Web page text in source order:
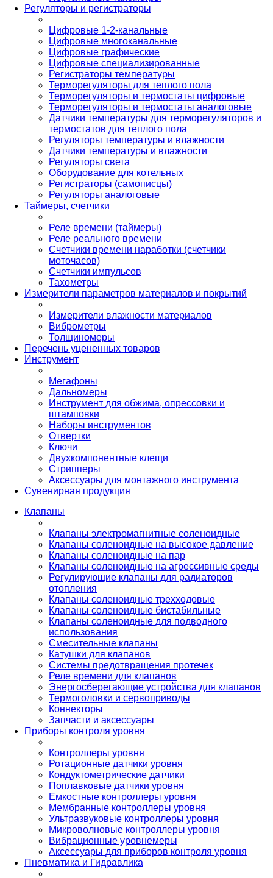
Регуляторы и регистраторы
Цифровые 1-2-канальные
Цифровые многоканальные
Цифровые графические
Цифровые специализированные
Регистраторы температуры
Терморегуляторы для теплого пола
Терморегуляторы и термостаты цифровые
Терморегуляторы и термостаты аналоговые
Датчики температуры для терморегуляторов и
термостатов для теплого пола
Регуляторы температуры и влажности
Датчики температуры и влажности
Регуляторы света
Оборудование для котельных
Регистраторы (самописцы)
Регуляторы аналоговые
Таймеры, счетчики
Реле времени (таймеры)
Реле реального времени
Счетчики времени наработки (счетчики
моточасов)
Счетчики импульсов
Тахометры
Измерители параметров материалов и покрытий
Измерители влажности материалов
Виброметры
Толщиномеры
Перечень уцененных товаров
Инструмент
Мегафоны
Дальномеры
Инструмент для обжима, опрессовки и
штамповки
Наборы инструментов
Отвертки
Ключи
Двухкомпонентные клещи
Стрипперы
Аксессуары для монтажного инструмента
Сувенирная продукция
Клапаны
Клапаны электромагнитные соленоидные
Клапаны соленоидные на высокое давление
Клапаны соленоидные на пар
Клапаны соленоидные на агрессивные среды
Регулирующие клапаны для радиаторов
отопления
Клапаны соленоидные трехходовые
Клапаны соленоидные бистабильные
Клапаны соленоидные для подводного
использования
Смесительные клапаны
Катушки для клапанов
Системы предотвращения протечек
Реле времени для клапанов
Энергосберегающие устройства для клапанов
Термоголовки и сервоприводы
Коннекторы
Запчасти и аксессуары
Приборы контроля уровня
Контроллеры уровня
Ротационные датчики уровня
Кондуктометрические датчики
Поплавковые датчики уровня
Емкостные контроллеры уровня
Мембранные контроллеры уровня
Ультразвуковые контроллеры уровня
Микроволновые контроллеры уровня
Вибрационные уровнемеры
Аксессуары для приборов контроля уровня
Пневматика и Гидравлика